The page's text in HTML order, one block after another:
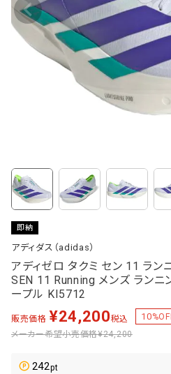
即納
アディダス（adidas）
アディゼロ タクミ セン 11 ラン
SEN 11 Running メンズ ランニ
ープル KI5712
販売価格 ¥24,200税込 10
メーカー希望小売価格¥24,200
242